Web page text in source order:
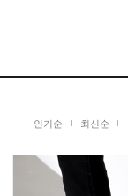
인기순 최신순